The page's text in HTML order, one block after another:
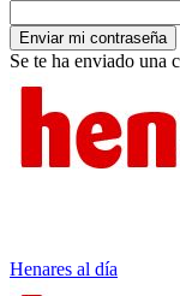
Se te ha enviado una
Henares al día